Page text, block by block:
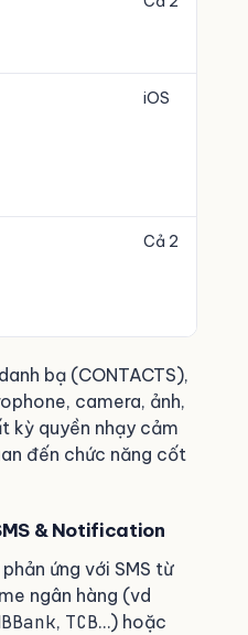
iOS
Cả 2
bạ (CONTACTS),
camera, ảnh,
kỳ quyền nhạy cảm
đến chức năng cốt
& Notification
ứng với SMS từ
ngân hàng (vd
, TCB…) hoặc